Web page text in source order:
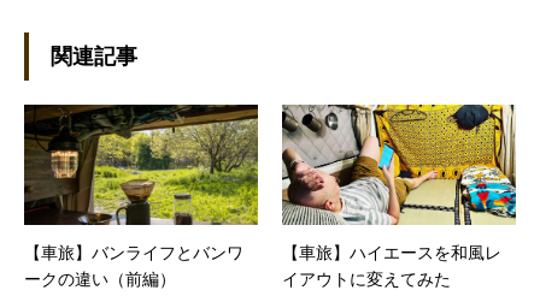
制作。プライベートでは、井上円了哲学塾の第
一期修了生として「哲学カフェ＠神保町」の世
話人、2020年以降は「なごテツ」のオンライン
カフェの世話人を務める。趣味は考えること。
関連記事
【車旅】バンライフとバンワ
ークの違い（前編）
【車旅】ハイエースを和風レ
イアウトに変えてみた